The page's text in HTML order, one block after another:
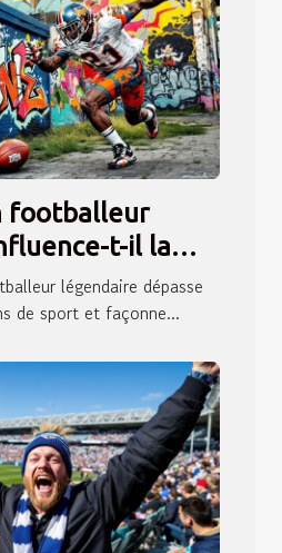
footballeur
t-il la
?
légendaire dépasse
de sport et façonne...